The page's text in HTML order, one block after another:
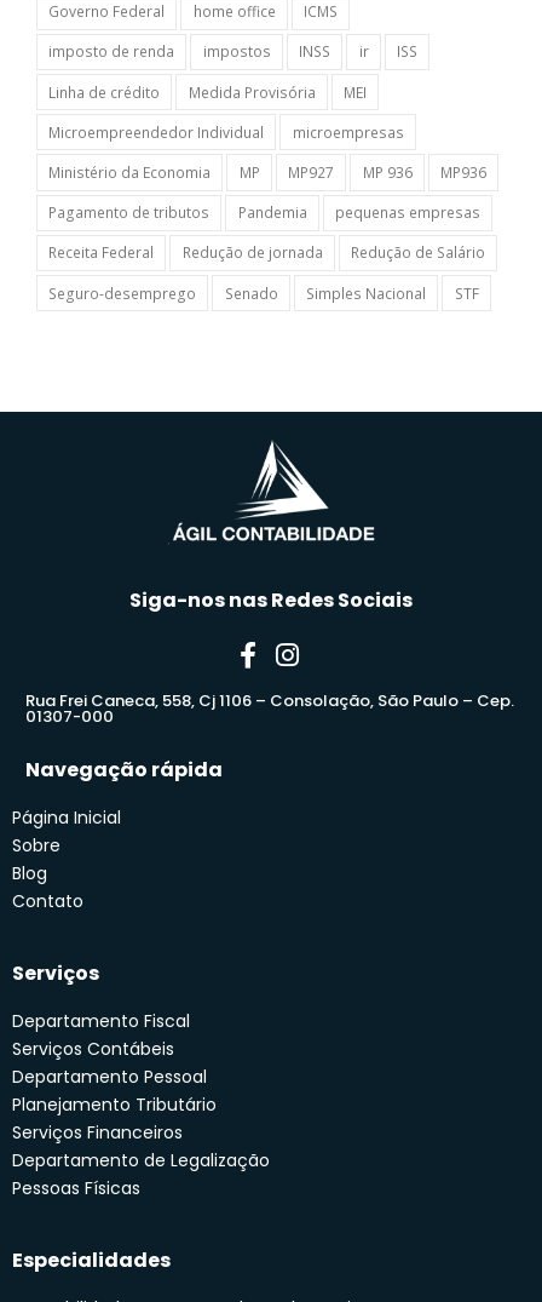
Governo Federal
home office
ICMS
imposto de renda
impostos INSS ir
ISS
Linha de crédito
Medida Provisória
MEI
Microempreendedor Individual
microempresas
Ministério da Economia
MP MP927 MP 936
MP936
Pagamento de tributos
Pandemia
pequenas empresas
Receita Federal
Redução de jornada
Redução de Salário
Seguro-desemprego
Senado Simples Nacional STF
Siga-nos nas Redes Sociais
Rua Frei Caneca, 558, Cj 1106 – Consolação, São Paulo – Cep.
01307-000
Navegação rápida
Página Inicial
Sobre
Blog
Contato
Serviços
Departamento Fiscal
Serviços Contábeis
Departamento Pessoal
Planejamento Tributário
Serviços Financeiros
Departamento de Legalização
Pessoas Físicas
Especialidades